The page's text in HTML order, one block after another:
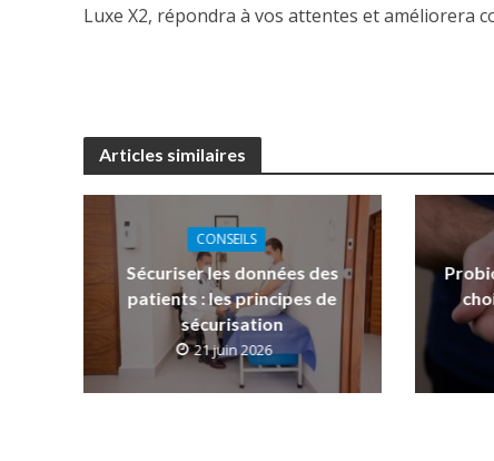
Luxe X2, répondra à vos attentes et améliorera
Articles similaires
CONSEILS
Sécuriser les données des
patients : les principes de
sécurisation
21 juin 2026